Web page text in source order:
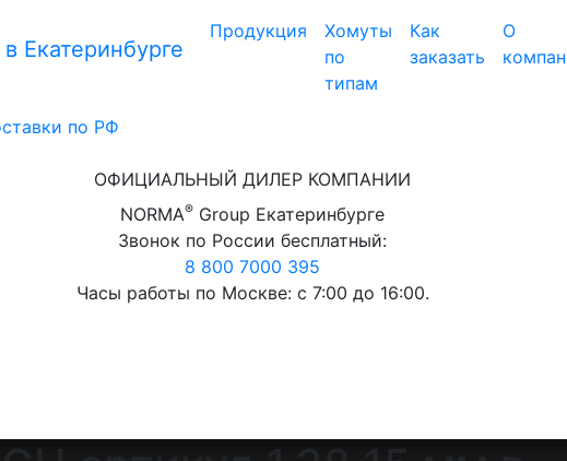
Екатеринбурге
Продукция
Хомуты
по
типам
Как
заказать
О
по РФ
ОФИЦИАЛЬНЫЙ ДИЛЕР КОМПАНИИ
NORMA® Group Екатеринбурге
Звонок по России бесплатный:
8 800 7000 395
Часы работы по Москве: с 7:00 до 16:00.